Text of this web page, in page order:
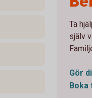
Ta
själv
Gör
Boka